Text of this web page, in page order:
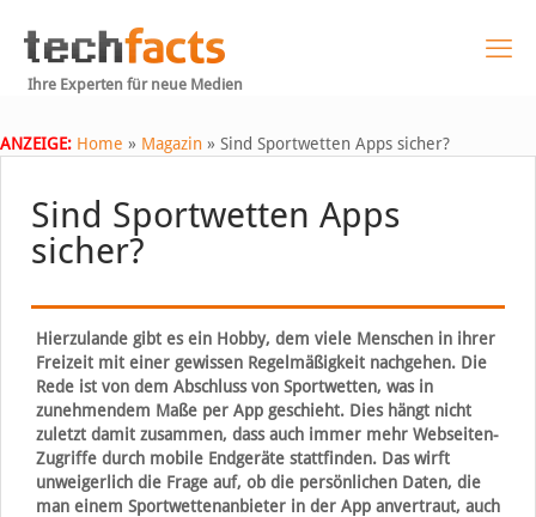
Ihre Experten für neue Medien
ANZEIGE: Home » Magazin » Sind Sportwetten Apps sicher?
Sind Sportwetten Apps
sicher?
Hierzulande gibt es ein Hobby, dem viele Menschen in ihrer
Freizeit mit einer gewissen Regelmäßigkeit nachgehen. Die
Rede ist von dem Abschluss von Sportwetten, was in
zunehmendem Maße per App geschieht. Dies hängt nicht
zuletzt damit zusammen, dass auch immer mehr Webseiten-
Zugriffe durch mobile Endgeräte stattfinden. Das wirft
unweigerlich die Frage auf, ob die persönlichen Daten, die
man einem Sportwettenanbieter in der App anvertraut, auch